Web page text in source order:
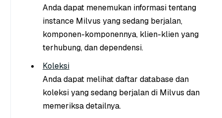
Anda dapat menemukan informasi tentang
instance Milvus yang sedang berjalan,
komponen-komponennya, klien-klien yang
terhubung, dan dependensi.
Koleksi
Anda dapat melihat daftar database dan
koleksi yang sedang berjalan di Milvus dan
memeriksa detailnya.